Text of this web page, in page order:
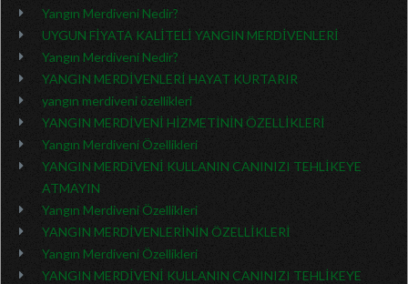
Yangın Merdiveni Nedir?
UYGUN FİYATA KALİTELİ YANGIN MERDİVENLERİ
Yangın Merdiveni Nedir?
YANGIN MERDİVENLERİ HAYAT KURTARIR
yangın merdiveni özellikleri
YANGIN MERDİVENİ HİZMETİNİN ÖZELLİKLERİ
Yangın Merdiveni Özellikleri
YANGIN MERDİVENİ KULLANIN CANINIZI TEHLİKEYE
ATMAYIN
Yangın Merdiveni Özellikleri
YANGIN MERDİVENLERİNİN ÖZELLİKLERİ
Yangın Merdiveni Özellikleri
YANGIN MERDİVENİ KULLANIN CANINIZI TEHLİKEYE